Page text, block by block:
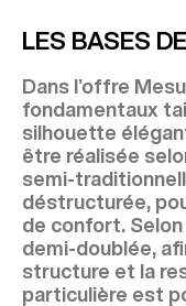
LES BASES
Dans l’offre
fondamentaux
silhouette
être réalisée
déstructurée,
de confort. Selon
demi‑doublée,
structure et la
particulière est